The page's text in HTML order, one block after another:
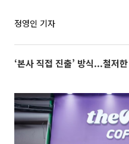
정영인 기자
‘본사 직접 진출’ 방식...철저